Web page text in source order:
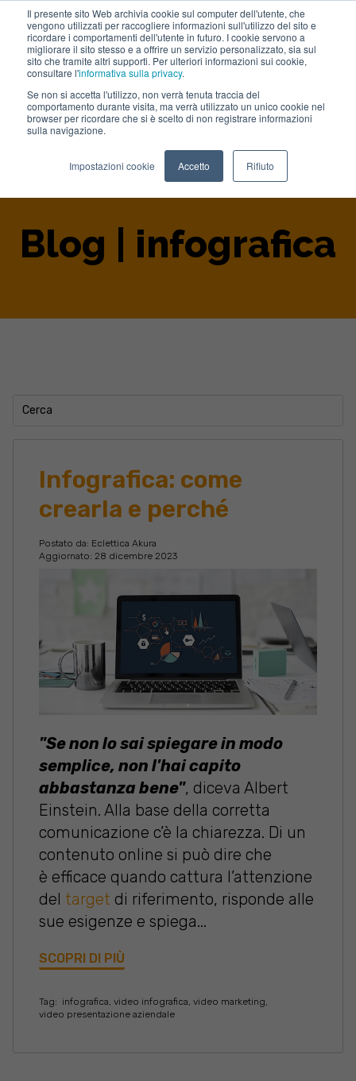
Il presente sito Web archivia cookie sul computer dell'utente, che
vengono utilizzati per raccogliere informazioni sull'utilizzo del sito e
ricordare i comportamenti dell'utente in futuro. I cookie servono a
migliorare il sito stesso e a offrire un servizio personalizzato, sia sul
sito che tramite altri supporti. Per ulteriori informazioni sui cookie,
consultare l'informativa sulla privacy.
Se non si accetta l'utilizzo, non verrà tenuta traccia del
comportamento durante visita, ma verrà utilizzato un unico cookie nel
browser per ricordare che si è scelto di non registrare informazioni
sulla navigazione.
Impostazioni cookie Accetto Rifiuto
Lavora con noi
Infografica
Blog | infografica
Infografica: come
crearla e perché
Postato da: Eclettica Akura
Aggiornato: 28 dicembre 2023
"Se non lo sai spiegare in modo
semplice, non l'hai capito
abbastanza bene", diceva Albert
Einstein. Alla base della corretta
comunicazione c’è la chiarezza. Di un
contenuto online si può dire che
è efficace quando cattura l’attenzione
del target di riferimento, risponde alle
sue esigenze e spiega...
SCOPRI DI PIÙ
Tag: infografica, video infografica, video marketing,
video presentazione aziendale